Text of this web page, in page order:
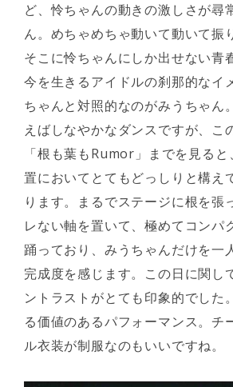
ど、怜ちゃんの動きの激しさが尋
ん。めちゃめちゃ動いて動いて振
そこに怜ちゃんにしか出せない青
今を生きるアイドルの刹那的なイ
ちゃんと対照的なのがみうちゃん
えばしなやかなダンスですが、こ
「根も葉もRumor」までを見る
置においてとてもどっしりと構え
ります。まるでステージに根を張
レない軸を置いて、極めてコンパ
踊っており、みうちゃんだけを一
完成度を感じます。この日に関し
ントラストがとても印象的でした
る価値のあるパフォーマンス。チ
ル衣装が制服なのもいいですね。